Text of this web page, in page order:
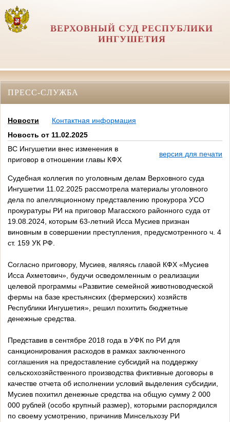
ВЕРХОВНЫЙ СУД РЕСПУБЛИКИ
ИНГУШЕТИЯ
ПРЕСС-СЛУЖБА
Новости
Контактная информация
Новость от 11.02.2025
ВС Ингушетии внес изменения в
приговор в отношении главы КФХ
версия для печати
Судебная коллегия по уголовным делам Верховного суда
Ингушетии 11.02.2025 рассмотрела материалы уголовного
дела по апелляционному представлению прокурора УСО
прокуратуры РИ на приговор Магасского районного суда от
19.08.2024, которым 63-летний Исса Мусиев признан
виновным в совершении преступления, предусмотренного ч. 4
ст. 159 УК РФ.
Согласно приговору, Мусиев, являясь главой КФХ «Мусиев
Исса Ахметович», будучи осведомленным о реализации
целевой программы «Развитие семейной животноводческой
фермы на базе крестьянских (фермерских) хозяйств
Республики Ингушетия», решил похитить бюджетные
денежные средства.
Представив в сентябре 2018 года в УФК по РИ для
санкционирования расходов в рамках заключенного
соглашения на предоставление субсидий на поддержку
сельскохозяйственного производства фиктивные договоры в
качестве отчета об исполнении условий выделения субсидии,
Мусиев похитил денежные средства на общую сумму 2 000
000 рублей (особо крупный размер), которыми распорядился
по своему усмотрению, причинив Минсельхозу РИ